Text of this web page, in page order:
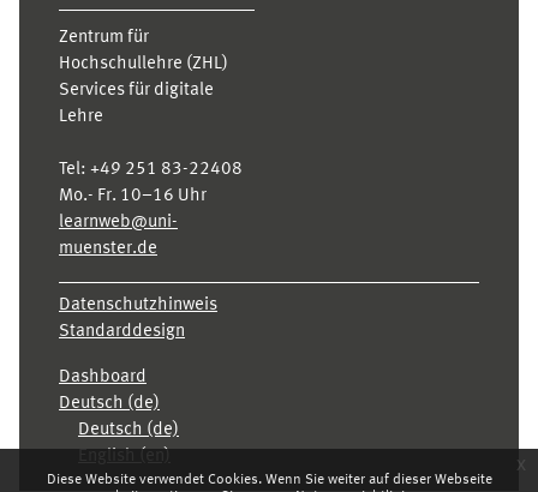
Diese Website verwendet Cookies. Wenn Sie weiter auf dieser Webseite
x
Zentrum für
Hochschullehre (ZHL)
Services für digitale
Lehre
Tel: +49 251 83-22408
Mo.- Fr. 10–16 Uhr
learnweb@uni-
muenster.de
Datenschutzhinweis
Standarddesign
Dashboard
Deutsch ‎(de)‎
Deutsch ‎(de)‎